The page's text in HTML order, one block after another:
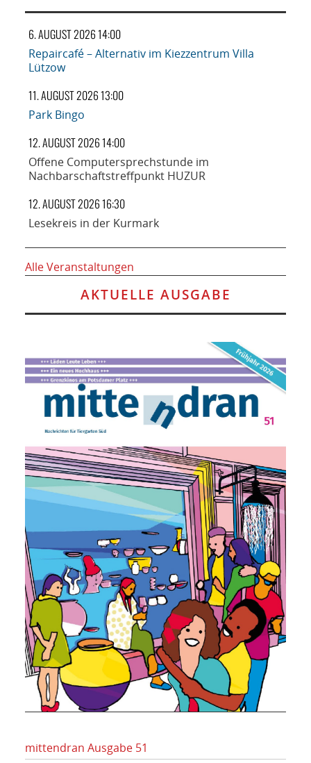
6. AUGUST 2026 14:00
Repaircafé – Alternativ im Kiezzentrum Villa
Lützow
11. AUGUST 2026 13:00
Park Bingo
12. AUGUST 2026 14:00
Offene Computersprechstunde im
Nachbarschaftstreffpunkt HUZUR
12. AUGUST 2026 16:30
Lesekreis in der Kurmark
Alle Veranstaltungen
AKTUELLE AUSGABE
mittendran Ausgabe 51